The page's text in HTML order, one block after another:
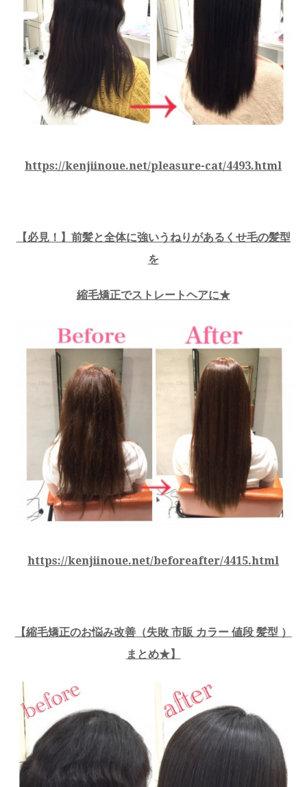
https://kenjiinoue.net/pleasure-cat/4493.html
【必見！】前髪と全体に強いうねりがあるくせ毛の髪型
を
縮毛矯正でストレートヘアに★
https://kenjiinoue.net/beforeafter/4415.html
【縮毛矯正のお悩み改善（失敗 市販 カラー 値段 髪型 ）
まとめ★】